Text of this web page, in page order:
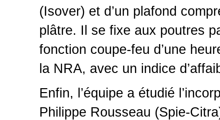
(Isover) et d’un plafond
plâtre. Il se fixe aux poutres
fonction coupe-feu d’une
la NRA, avec un indice
Enfin, l’équipe a étudié
Philippe Rousseau (Spie-